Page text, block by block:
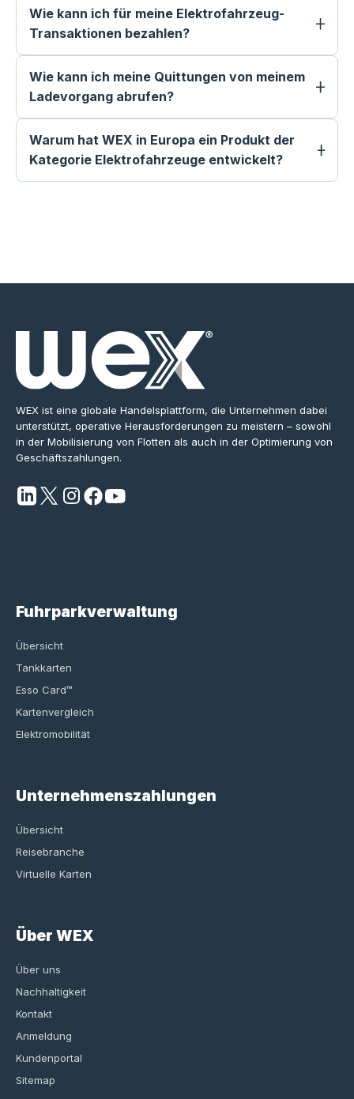
Wie kann ich für meine Elektrofahrzeug-
Transaktionen bezahlen?
Wie kann ich meine Quittungen von meinem
Ladevorgang abrufen?
Warum hat WEX in Europa ein Produkt der
Kategorie Elektrofahrzeuge entwickelt?
WEX ist eine globale Handelsplattform, die Unternehmen dabei
unterstützt, operative Herausforderungen zu meistern – sowohl
in der Mobilisierung von Flotten als auch in der Optimierung von
Geschäftszahlungen.
Fuhrparkverwaltung
Übersicht
Tankkarten
Esso Card™
Kartenvergleich
Elektromobilität
Unternehmenszahlungen
Übersicht
Reisebranche
Virtuelle Karten
Über WEX
Über uns
Nachhaltigkeit
Kontakt
Anmeldung
Kundenportal
Sitemap